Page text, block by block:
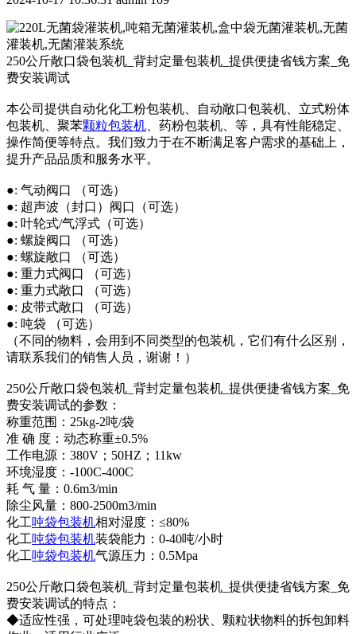
250公斤敞口袋包装机_背封定量包装机_提供便捷省钱方案_免
费安装调试
本公司提供自动化化工粉包装机、自动敞口包装机、立式粉体
包装机、聚苯颗粒包装机 、药粉包装机、等，具有性能稳定、
操作简便等特点。我们致力于在不断满足客户需求的基础上，
提升产品品质和服务水平。
●: 气动阀口 （可选）
●: 超声波（封口）阀口（可选）
●: 叶轮式/气浮式（可选）
●: 螺旋阀口 （可选）
●: 螺旋敞口 （可选）
●: 重力式阀口 （可选）
●: 重力式敞口 （可选）
●: 皮带式敞口 （可选）
●: 吨袋 （可选）
（不同的物料，会用到不同类型的包装机，它们有什么区别，
请联系我们的销售人员，谢谢！）
250公斤敞口袋包装机_背封定量包装机_提供便捷省钱方案_免
费安装调试的参数：
称重范围：25kg-2吨/袋
准 确 度：动态称重±0.5%
工作电源：380V；50HZ；11kw
环境湿度：-100C-400C
耗 气 量：0.6m3/min
除尘风量：800-2500m3/min
化工吨袋包装机相对湿度：≤80%
化工吨袋包装机装袋能力：0-40吨/小时
化工吨袋包装机气源压力：0.5Mpa
250公斤敞口袋包装机_背封定量包装机_提供便捷省钱方案_免
费安装调试的特点：
◆适应性强，可处理吨袋包装的粉状、颗粒状物料的拆包卸料